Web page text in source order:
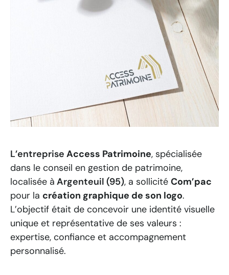
L’entreprise Access Patrimoine, spécialisée
dans le conseil en gestion de patrimoine,
localisée à Argenteuil (95), a sollicité Com’pac
pour la création graphique de son logo.
L’objectif était de concevoir une identité visuelle
unique et représentative de ses valeurs :
expertise, confiance et accompagnement
personnalisé.